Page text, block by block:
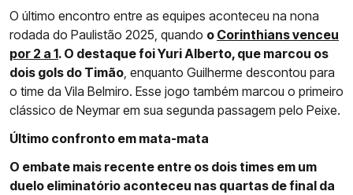
O último encontro entre as equipes aconteceu na nona
rodada do Paulistão 2025, quando o Corinthians venceu
por 2 a 1. O destaque foi Yuri Alberto, que marcou os
dois gols do Timão, enquanto Guilherme descontou para
o time da Vila Belmiro. Esse jogo também marcou o primeiro
clássico de Neymar em sua segunda passagem pelo Peixe.
Último confronto em mata-mata
O embate mais recente entre os dois times em um
duelo eliminatório aconteceu nas quartas de final da